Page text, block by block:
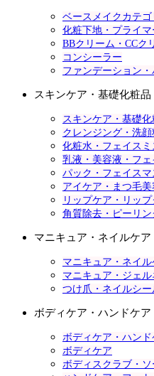
ベースメイクカテゴ
化粧下地・プライマ
BBクリーム・CCク
コンシーラー
ファンデーション・
スキンケア・基礎化粧品
スキンケア・基礎
クレンジング・洗顔
化粧水・フェイス
乳液・美容液・フ
パック・フェイスマ
アイケア・まつ毛美
リップケア・リッ
角質除去・ピーリン
マニキュア・ネイルケア
マニキュア・ネイ
マニキュア・ジェ
つけ爪・ネイルシー
ボディケア・ハンドケア
ボディケア・ハン
ボディケア
ボディスクラブ・